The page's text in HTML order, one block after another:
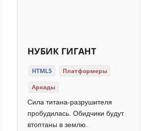
НУБИК ГИГАНТ
HTML5
Платформеры
Аркады
Сила титана-разрушителя
пробудилась. Обидчики будут
втоптаны в землю.